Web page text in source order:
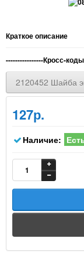
Краткое описание
----------------Кросс-
2120452 Шайба
127р.
Наличие: